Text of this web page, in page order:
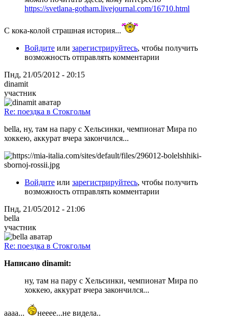
https://svetlana-gotham.livejournal.com/16710.html
С кока-колой страшная история...
Войдите или зарегистрируйтесь, чтобы получить
возможность отправлять комментарии
Пнд, 21/05/2012 - 20:15
dinamit
участник
Re: поездка в Стокгольм
bella, ну, там на пару с Хельсинки, чемпионат Мира по
хоккею, аккурат вчера закончился...
Войдите или зарегистрируйтесь, чтобы получить
возможность отправлять комментарии
Пнд, 21/05/2012 - 21:06
bella
участник
Re: поездка в Стокгольм
Написано dinamit:
ну, там на пару с Хельсинки, чемпионат Мира по
хоккею, аккурат вчера закончился...
аааа...
нееее...не видела..